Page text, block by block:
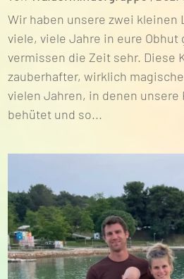
Wir haben unsere zwei kleinen
viele, viele Jahre in eure Obhut
vermissen die Zeit sehr. Diese
zauberhafter, wirklich
vielen Jahren, in denen unsere
behütet und so...